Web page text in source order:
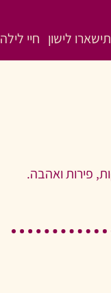
תישארו לישון חיי לילה
פירות ואהבה.